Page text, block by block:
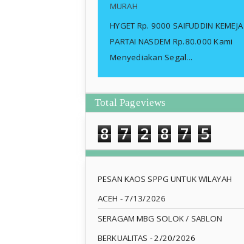
MURAH
HYGET Rp. 9000 SAIFUDDIN KEMEJA
PARTAI NASDEM Rp.80.000 Kami
Menyediakan Segal...
Total Pageviews
8 7 2 8 7 5
PESAN KAOS SPPG UNTUK WILAYAH
ACEH - 7/13/2026
SERAGAM MBG SOLOK / SABLON
BERKUALITAS - 2/20/2026